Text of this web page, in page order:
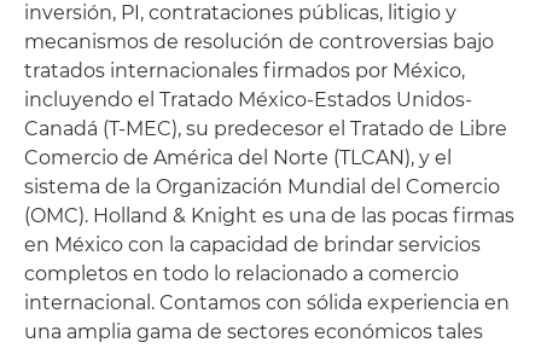
inversión, PI, contrataciones públicas, litigio y
mecanismos de resolución de controversias bajo
tratados internacionales firmados por México,
incluyendo el Tratado México-Estados Unidos-
Canadá (T-MEC), su predecesor el Tratado de Libre
Comercio de América del Norte (TLCAN), y el
sistema de la Organización Mundial del Comercio
(OMC). Holland & Knight es una de las pocas firmas
en México con la capacidad de brindar servicios
completos en todo lo relacionado a comercio
internacional. Contamos con sólida experiencia en
una amplia gama de sectores económicos tales